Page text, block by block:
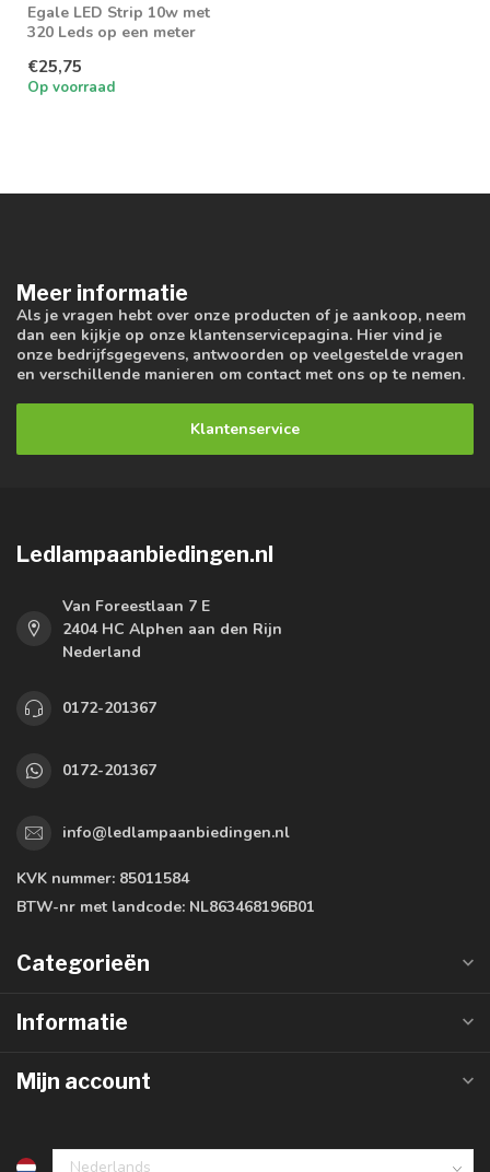
Egale LED Strip 10w met
320 Leds op een meter
voorzien van COB
Techniek! Leverba...
€25,75
Op voorraad
Meer informatie
Als je vragen hebt over onze producten of je aankoop, neem
dan een kijkje op onze klantenservicepagina. Hier vind je
onze bedrijfsgegevens, antwoorden op veelgestelde vragen
en verschillende manieren om contact met ons op te nemen.
Klantenservice
Ledlampaanbiedingen.nl
Van Foreestlaan 7 E
2404 HC Alphen aan den Rijn
Nederland
0172-201367
0172-201367
info@ledlampaanbiedingen.nl
KVK nummer: 85011584
BTW-nr met landcode: NL863468196B01
Categorieën
Informatie
Mijn account